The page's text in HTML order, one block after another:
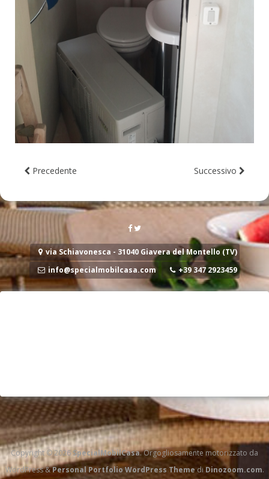
Precedente Successivo
via Schiavonesca - 31040 Giavera del Montello (TV)
info@specialmobilcasa.com
+39 347 2923459
Copyright © 2026 SpecialMobilCasa. Orgogliosamente motorizzato da
WordPress&Personal Portfolio WordPress Theme di Dinozoom.com.